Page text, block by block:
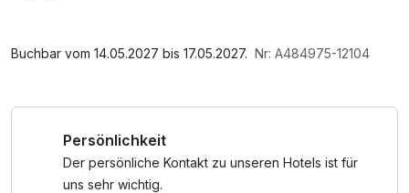
W-LAN Nutzung / Internetnutzung
Buchbar vom 14.05.2027 bis 17.05.2027. Nr: A484975-12104
Persönlichkeit
Der persönliche Kontakt zu unseren Hotels ist für
uns sehr wichtig.